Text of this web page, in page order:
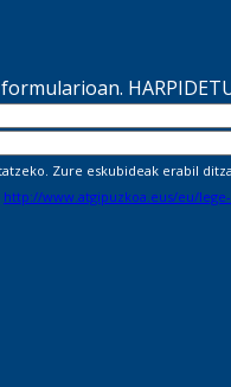
Zure eskubideak erabil
http://www.atgipuzkoa.eus/eu/